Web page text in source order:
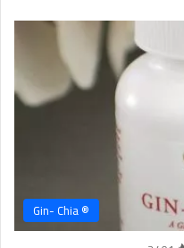
® Gin- Chia